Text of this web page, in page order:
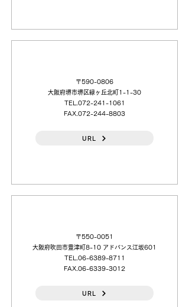
〒590-0806
大阪府堺市堺区緑ヶ丘北町1-1-30
TEL.072-241-1061
FAX.072-244-8803
URL
〒550-0051
大阪府吹田市豊津町8-10 アドバンス江坂601
TEL.06-6389-8711
FAX.06-6339-3012
URL